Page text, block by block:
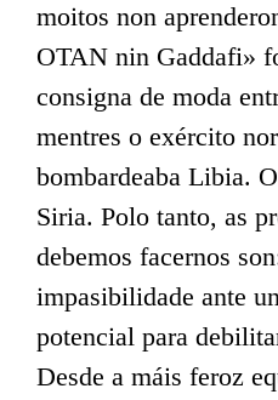
moitos non
OTAN nin Gaddafi»
consigna de moda
mentres o exército
bombardeaba Libia.
Siria. Polo tanto, as
debemos facernos
impasibilidade ante
potencial para
Desde a máis feroz
ARTIGOS RECENTES
Leninismo e cuestión nacional